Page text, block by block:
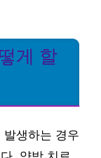
게 할
발생하는 경우